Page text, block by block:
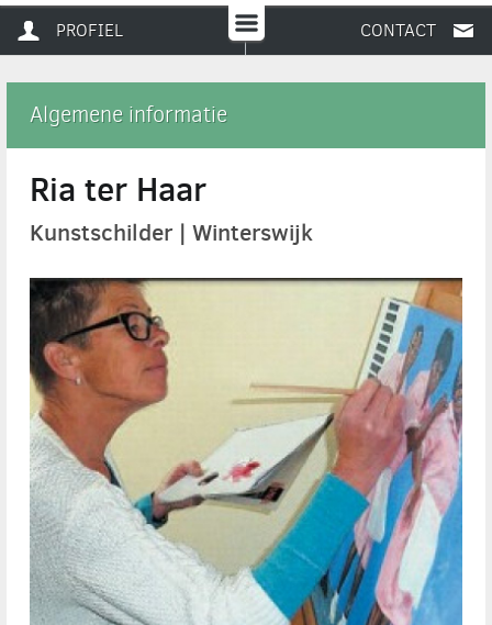
PROFIEL CONTACT
Algemene informatie
Ria ter Haar
Kunstschilder | Winterswijk